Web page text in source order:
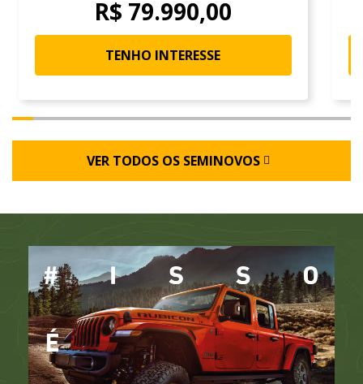
R$ 79.990,00
TENHO INTERESSE
VER TODOS OS SEMINOVOS